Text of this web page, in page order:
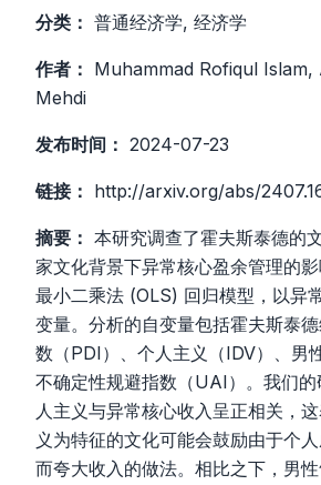
分类： 普通经济学, 经济学
作者： Muhammad Rofiqul
Mehdi
发布时间： 2024-07-23
链接： http://arxiv.org/abs/
摘要： 本研究调查了霍夫斯泰德的
家文化背景下异常核心盈余管理的
最小二乘法 (OLS) 回归模型，以异
变量。分析的自变量包括霍夫斯泰
数（PDI）、个人主义（IDV）、男
不确定性规避指数（UAI）。我们
人主义与异常核心收入呈正相关，
义为特征的文化可能会鼓励由于个
而夸大收入的做法。相比之下，男